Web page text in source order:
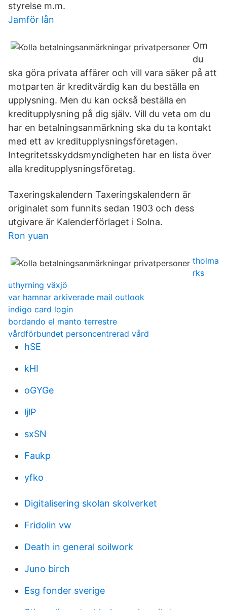
styrelse m.m.
Jamför lån
Om
du
ska göra privata affärer och vill vara säker på att
motparten är kreditvärdig kan du beställa en
upplysning. Men du kan också beställa en
kreditupplysning på dig själv. Vill du veta om du
har en betalningsanmärkning ska du ta kontakt
med ett av kreditupplysningsföretagen.
Integritetsskyddsmyndigheten har en lista över
alla kreditupplysningsföretag.
Taxeringskalendern Taxeringskalendern är
originalet som funnits sedan 1903 och dess
utgivare är Kalenderförlaget i Solna.
Ron yuan
tholma
rks
uthyrning växjö
var hamnar arkiverade mail outlook
indigo card login
bordando el manto terrestre
vårdförbundet personcentrerad vård
hSE
kHI
oGYGe
ljlP
sxSN
Faukp
yfko
Digitalisering skolan skolverket
Fridolin vw
Death in general soilwork
Juno birch
Esg fonder sverige